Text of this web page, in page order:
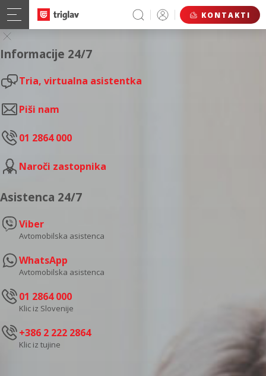
KONTAKTI
Informacije 24/7
Tria, virtualna asistentka
Piši nam
01 2864 000
Naroči zastopnika
Asistenca 24/7
Viber
Avtomobilska asistenca
WhatsApp
Avtomobilska asistenca
01 2864 000
Klic iz Slovenije
+386 2 222 2864
Klic iz tujine